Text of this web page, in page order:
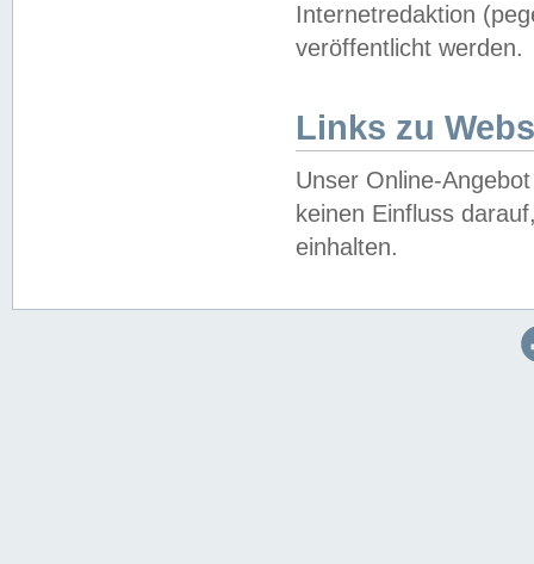
Internetredaktion
veröffentlicht werden.
Links zu
Unser Online-
keinen Einfluss
einhalten.